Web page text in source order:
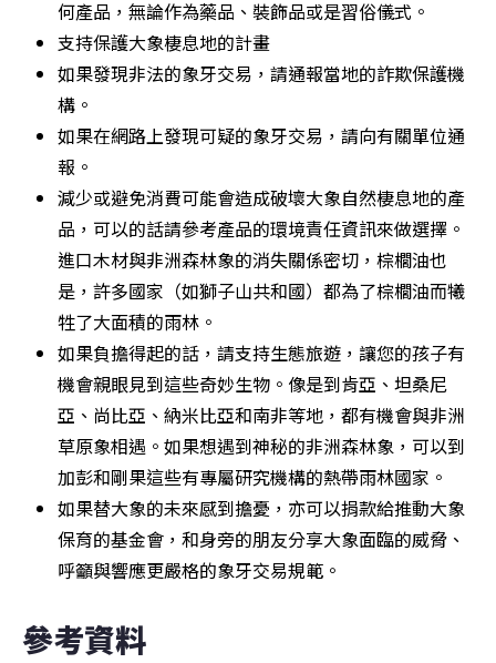
何產品，無論作為藥品、裝飾品或是習俗儀式。
支持保護大象棲息地的計畫
如果發現非法的象牙交易，請通報當地的詐欺保護機
構。
如果在網路上發現可疑的象牙交易，請向有關單位通
報。
減少或避免消費可能會造成破壞大象自然棲息地的產
品，可以的話請參考產品的環境責任資訊來做選擇。
進口木材與非洲森林象的消失關係密切，棕櫚油也
是，許多國家（如獅子山共和國）都為了棕櫚油而犧
牲了大面積的雨林。
如果負擔得起的話，請支持生態旅遊，讓您的孩子有
機會親眼見到這些奇妙生物。像是到肯亞、坦桑尼
亞、尚比亞、納米比亞和南非等地，都有機會與非洲
草原象相遇。如果想遇到神秘的非洲森林象，可以到
加彭和剛果這些有專屬研究機構的熱帶雨林國家。
如果替大象的未來感到擔憂，亦可以捐款給推動大象
保育的基金會，和身旁的朋友分享大象面臨的威脅、
呼籲與響應更嚴格的象牙交易規範。
參考資料